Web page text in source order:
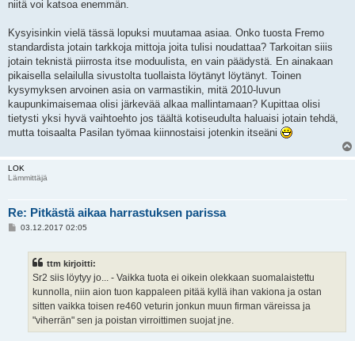
niitä voi katsoa enemmän.
Kysyisinkin vielä tässä lopuksi muutamaa asiaa. Onko tuosta Fremo
standardista jotain tarkkoja mittoja joita tulisi noudattaa? Tarkoitan siiis
jotain teknistä piirrosta itse moduulista, en vain päädystä. En ainakaan
pikaisella selailulla sivustolta tuollaista löytänyt löytänyt. Toinen
kysymyksen arvoinen asia on varmastikin, mitä 2010-luvun
kaupunkimaisemaa olisi järkevää alkaa mallintamaan? Kupittaa olisi
tietysti yksi hyvä vaihtoehto jos täältä kotiseudulta haluaisi jotain tehdä,
mutta toisaalta Pasilan työmaa kiinnostaisi jotenkin itseäni
LOK
Lämmittäjä
Re: Pitkästä aikaa harrastuksen parissa
V03.12.2017 02:05
ttm kirjoitti:
Sr2 siis löytyy jo... - Vaikka tuota ei oikein olekkaan suomalaistettu
kunnolla, niin aion tuon kappaleen pitää kyllä ihan vakiona ja ostan
sitten vaikka toisen re460 veturin jonkun muun firman väreissa ja
"viherrän" sen ja poistan virroittimen suojat jne.